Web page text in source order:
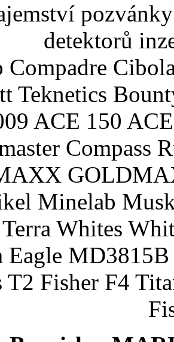
detektorů
Compadre
Teknetics
ACE 150
Compass
Minelab
Whites
Eagle
T2 Fisher F4